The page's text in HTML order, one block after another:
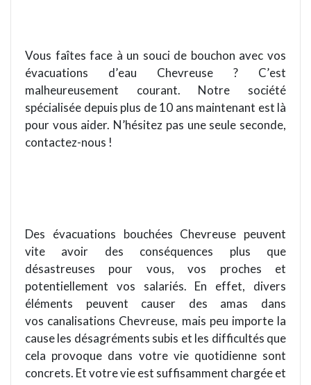
Vous faîtes face à un souci de bouchon avec vos
évacuations d’eau Chevreuse ? C’est
malheureusement courant. Notre société
spécialisée depuis plus de 10 ans maintenant est là
pour vous aider. N’hésitez pas une seule seconde,
contactez-nous !
Des évacuations bouchées Chevreuse peuvent
vite avoir des conséquences plus que
désastreuses pour vous, vos proches et
potentiellement vos salariés. En effet, divers
éléments peuvent causer des amas dans
vos canalisations Chevreuse, mais peu importe la
cause les désagréments subis et les difficultés que
cela provoque dans votre vie quotidienne sont
concrets. Et votre vie est suffisamment chargée et